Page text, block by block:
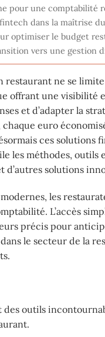
pour une comptabilité
dans la maîtrise
optimiser le budget
vers une gestion
ne se
offrant une visibilité
et d’adapter la
euro
ces
les méthodes,
d’autres solutions
les
L’accès
précis pour
le secteur de la
outils